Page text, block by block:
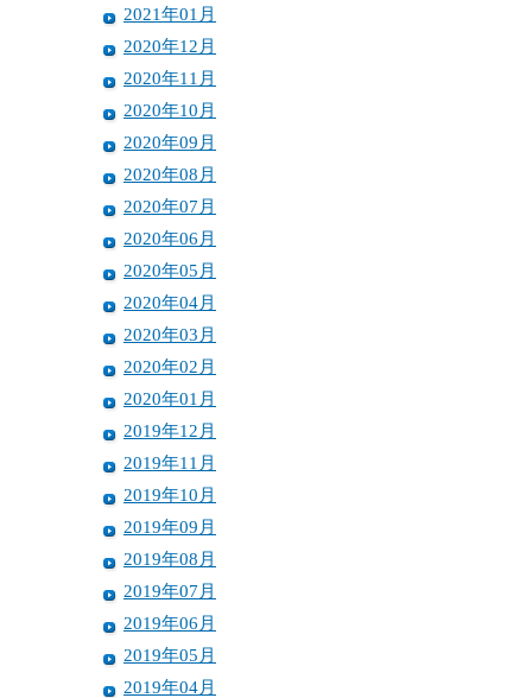
2021年01月
2020年12月
2020年11月
2020年10月
2020年09月
2020年08月
2020年07月
2020年06月
2020年05月
2020年04月
2020年03月
2020年02月
2020年01月
2019年12月
2019年11月
2019年10月
2019年09月
2019年08月
2019年07月
2019年06月
2019年05月
2019年04月